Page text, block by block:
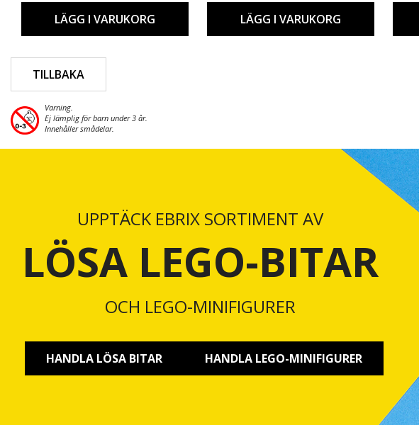
LÄGG I VARUKORG LÄGG I VARUKORG
TILLBAKA
Varning.
Ej lämplig för barn under 3 år.
Innehåller smådelar.
UPPTÄCK EBRIX SORTIMENT AV
LÖSA LEGO-BITAR
OCH LEGO-MINIFIGURER
HANDLA LÖSA BITAR HANDLA LEGO-MINIFIGURER